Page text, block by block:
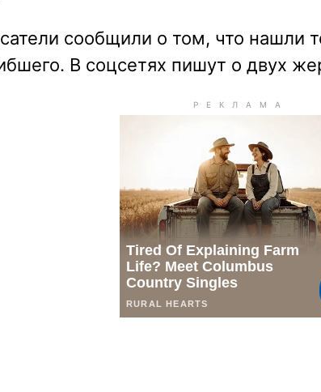
сообщили о том, что нашли
В соцсетях пишут о двух